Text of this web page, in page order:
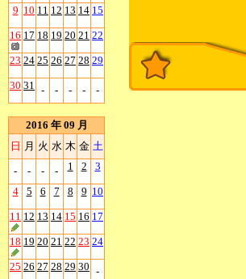
9 10 11 12 13 14 15
16 17 18 19 20 21 22
23 24 25 26 27 28 29
30 31 - - - - -
2016 年 09 月
日 月 火 水 木 金 土
- - - - 1 2 3
4 5 6 7 8 9 10
11 12 13 14 15 16 17
18 19 20 21 22 23 24
25 26 27 28 29 30 -